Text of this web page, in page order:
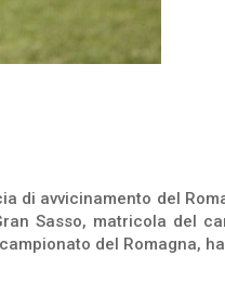
di avvicinamento del
Sasso, matricola del
del Romagna,